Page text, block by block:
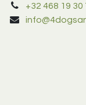
+32 468 19 30